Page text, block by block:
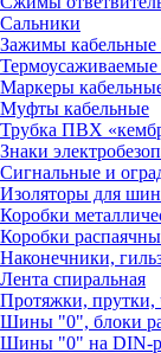
Сальники
Зажимы кабельные
Термоусаживаемые
Маркеры
Муфты кабельные
Трубка ПВХ
Знаки
Сигнальные и
Изоляторы для
Коробки
Коробки
Наконечники,
Лента спиральная
Протяжки, прутки,
Шины "0", блоки
Шины "0" на DIN-